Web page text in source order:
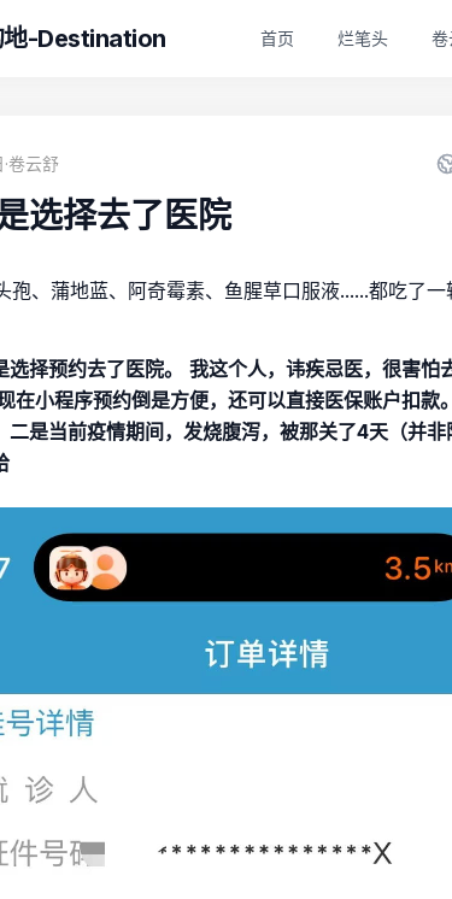
地-Destination 首页 烂笔头 卷
·卷云舒
选择去了医院
孢、蒲地蓝、阿奇霉素、鱼腥草口服液......都吃了
择预约去了医院。
我这个人，讳疾忌医，很害怕
在小程序预约倒是方便，还可以直接医保账户扣款
二是当前疫情期间，发烧腹泻，被那关了4天（并